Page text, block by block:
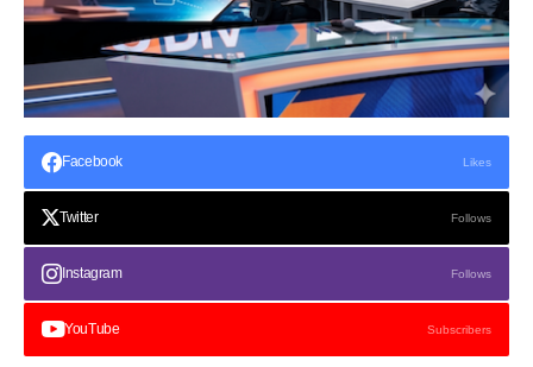
Facebook Likes
Twitter Follows
Instagram Follows
YouTube Subscribers